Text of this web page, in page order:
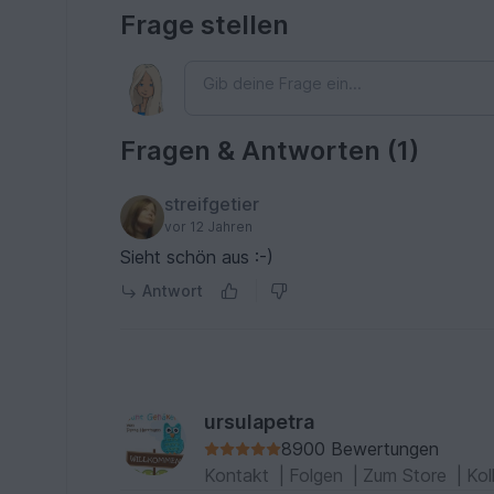
Frage stellen
Fragen & Antworten (1)
streifgetier
vor 12 Jahren
Sieht schön aus :-)
Antwort
ursulapetra
8900 Bewertungen
Kontakt
Folgen Zum Store